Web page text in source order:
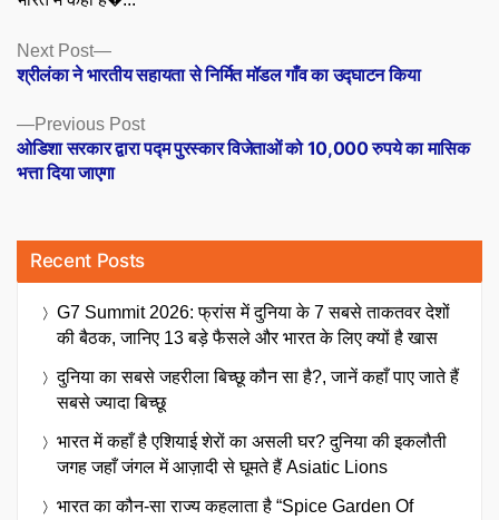
Posts
navigation
Previous PostPrevious
post:
ओडिशा सरकार द्वारा पद्म पुरस्कार विजेताओं को 10,000 रुपये का मासिक
भत्ता दिया जाएगा
Next Post
Next
post:
श्रीलंका ने भारतीय सहायता से निर्मित मॉडल गाँव का उद्घाटन किया
Recent Posts
G7 Summit 2026: फ्रांस में दुनिया के 7 सबसे ताकतवर देशों
की बैठक, जानिए 13 बड़े फैसले और भारत के लिए क्यों है खास
दुनिया का सबसे जहरीला बिच्छू कौन सा है?, जानें कहाँ पाए जाते हैं
सबसे ज्यादा बिच्छू
भारत में कहाँ है एशियाई शेरों का असली घर? दुनिया की इकलौती
जगह जहाँ जंगल में आज़ादी से घूमते हैं Asiatic Lions
भारत का कौन-सा राज्य कहलाता है “Spice Garden Of